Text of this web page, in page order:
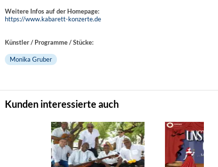
Weitere Infos auf der Homepage:
https://www.kabarett-konzerte.de
Künstler / Programme / Stücke:
Monika Gruber
Kunden interessierte auch